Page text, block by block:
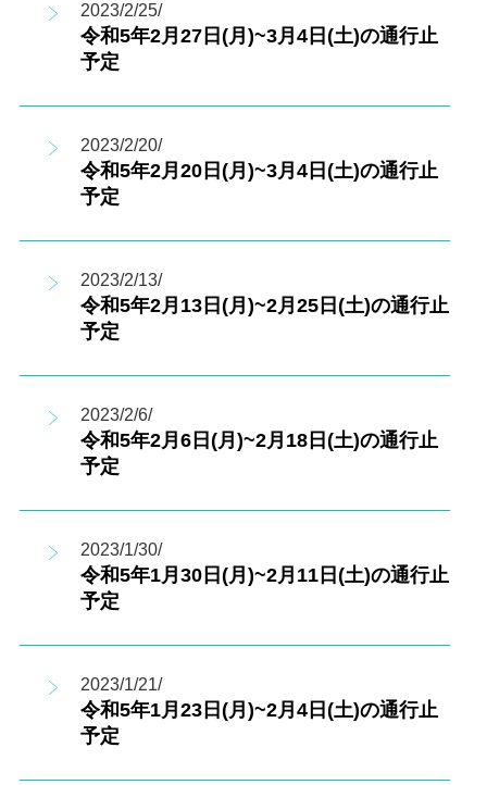
2023/2/25/
令和5年2月27日(月)~3月4日(土)の通行止
予定
2023/2/20/
令和5年2月20日(月)~3月4日(土)の通行止
予定
2023/2/13/
令和5年2月13日(月)~2月25日(土)の通行止
予定
2023/2/6/
令和5年2月6日(月)~2月18日(土)の通行止
予定
2023/1/30/
令和5年1月30日(月)~2月11日(土)の通行止
予定
2023/1/21/
令和5年1月23日(月)~2月4日(土)の通行止
予定